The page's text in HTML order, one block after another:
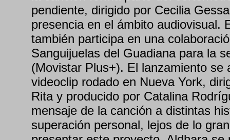
pendiente, dirigido por Cecilia
presencia en el ámbito audiovisual.
también participa en una
Sanguijuelas del Guadiana para la
(Movistar Plus+). El lanzamiento se
videoclip rodado en Nueva York,
Rita y producido por Catalina
mensaje de la canción a distintas
superación personal, lejos de lo